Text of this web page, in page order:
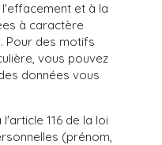
et à la
à caractère
Pour des motifs
vous pouvez
données vous
116 de la loi
(prénom,